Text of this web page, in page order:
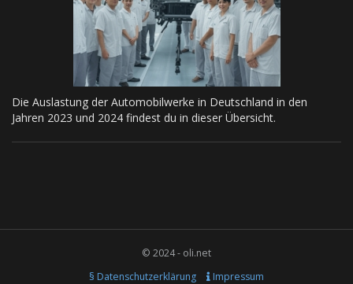
Die Auslastung der Automobilwerke in Deutschland in den
Jahren 2023 und 2024 findest du in dieser Übersicht.
© 2024 - oli.net
§ Datenschutzerklärung
Impressum